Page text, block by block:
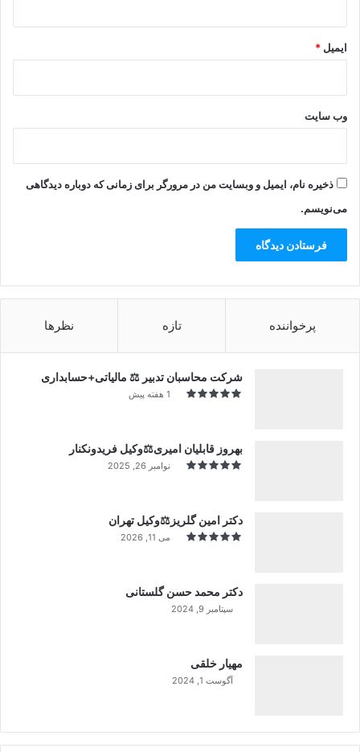
ایمیل *
وب‌ سایت
ذخیره نام، ایمیل و وبسایت من در مرورگر برای زمانی که دوباره دیدگاهی
می‌نویسم.
پرخواننده تازه نظرها
شرکت محاسبان تدبیر ⚖️ مالیاتی+حسابداری
1 هفته پیش
بهروز قابلیان امیری⚖️وکیل فریدونکنار
نوامبر 26, 2025
دکتر امین گلریز⚖️وکیل تهران
می 11, 2026
دکتر محمد حسن گلستانی
سپتامبر 9, 2024
مهیار خلقی
آگوست 1, 2024